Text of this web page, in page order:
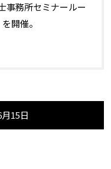
事務所セミナールー
開催。
15日